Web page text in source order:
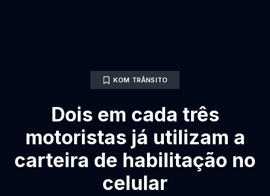
KOM TRÂNSITO
Dois em cada três
motoristas já utilizam a
carteira de habilitação no
celular